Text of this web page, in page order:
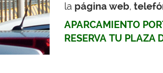
la página web,
APARCAMIENTO
RESERVA TU PLAZA